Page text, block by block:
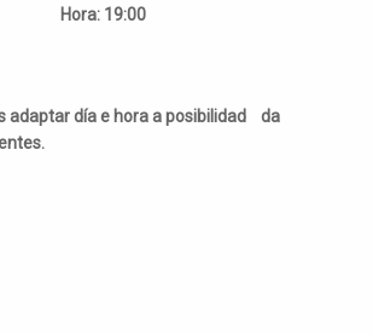
Hora: 19:00
adaptar día e hora a posibilidad da